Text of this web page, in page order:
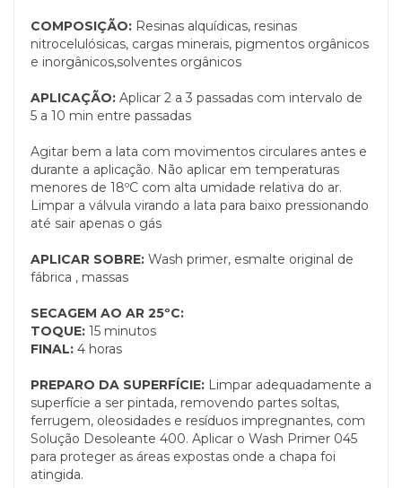
COMPOSIÇÃO: Resinas alquídicas, resinas
nitrocelulósicas, cargas minerais, pigmentos orgânicos
e inorgânicos,solventes orgânicos
APLICAÇÃO: Aplicar 2 a 3 passadas com intervalo de
5 a 10 min entre passadas
Agitar bem a lata com movimentos circulares antes e
durante a aplicação. Não aplicar em temperaturas
menores de 18ºC com alta umidade relativa do ar.
Limpar a válvula virando a lata para baixo pressionando
até sair apenas o gás
APLICAR SOBRE: Wash primer, esmalte original de
fábrica , massas
SECAGEM AO AR 25ºC:
TOQUE: 15 minutos
FINAL: 4 horas
PREPARO DA SUPERFÍCIE: Limpar adequadamente a
superfície a ser pintada, removendo partes soltas,
ferrugem, oleosidades e resíduos impregnantes, com
Solução Desoleante 400. Aplicar o Wash Primer 045
para proteger as áreas expostas onde a chapa foi
atingida.